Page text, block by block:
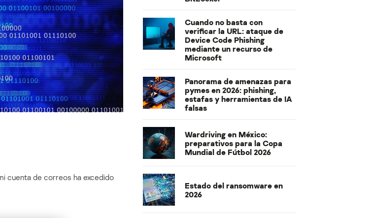
cuenta de correos ha excedido
Cuando no basta con
verificar la URL: ataque de
Device Code Phishing
mediante un recurso de
Microsoft
Panorama de amenazas para
pymes en 2026: phishing,
estafas y herramientas de IA
falsas
Wardriving en México:
preparativos para la Copa
Mundial de Fútbol 2026
Estado del ransomware en
2026